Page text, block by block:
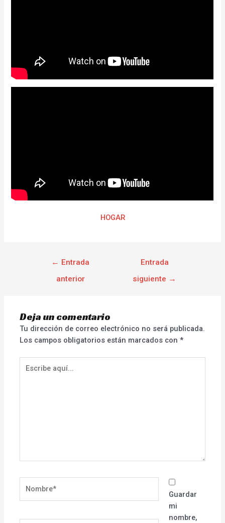
HOGAR
← Entrada
anterior
Entrada
siguiente →
Deja un comentario
Tu dirección de correo electrónico no será publicada.
Los campos obligatorios están marcados con*
aquí...
Guardar
mi
nombre,